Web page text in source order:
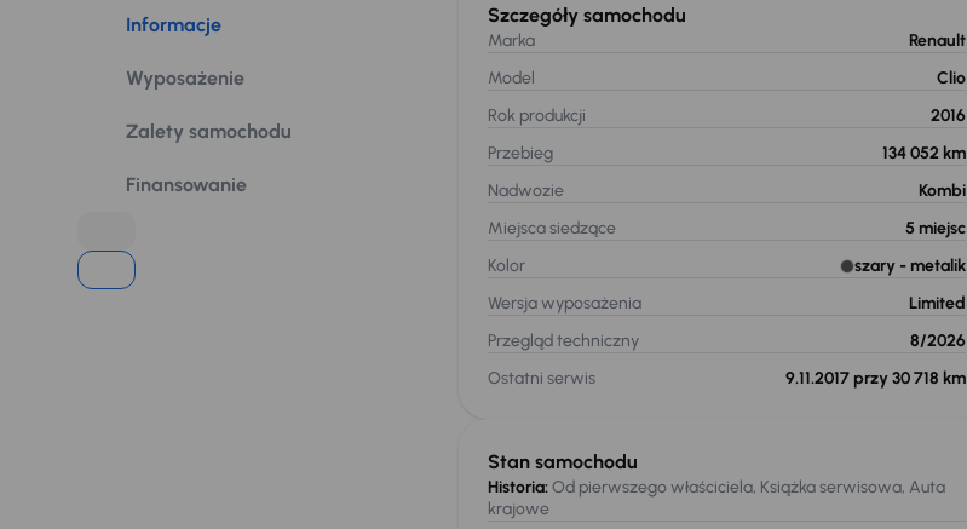
Informacje
Wyposażenie
Zalety samochodu
Finansowanie
Szczegóły samochodu
Marka
Renault
Model
Clio
Rok produkcji
2016
Przebieg
134 052 km
Nadwozie
Kombi
Miejsca siedzące
5 miejsc
Kolor
szary - metalik
Wersja wyposażenia
Limited
Przegląd techniczny
8/2026
Ostatni serwis
9.11.2017 przy 30 718 km
Stan samochodu
Historia:Od pierwszego właściciela, Książka serwisowa, Auta
krajowe